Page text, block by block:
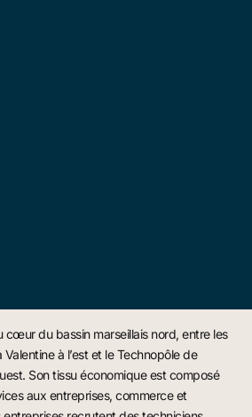
cœur du bassin marseillais nord, entre les
à l’est et le Technopôle de
Son tissu économique est composé
aux entreprises, commerce et